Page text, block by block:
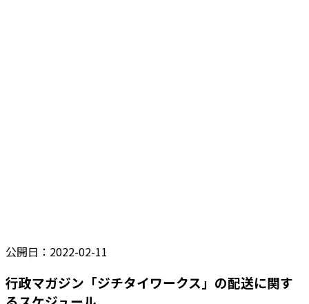
公開日： 2022-02-11
行政マガジン「ジチタイワークス」の配送に関す